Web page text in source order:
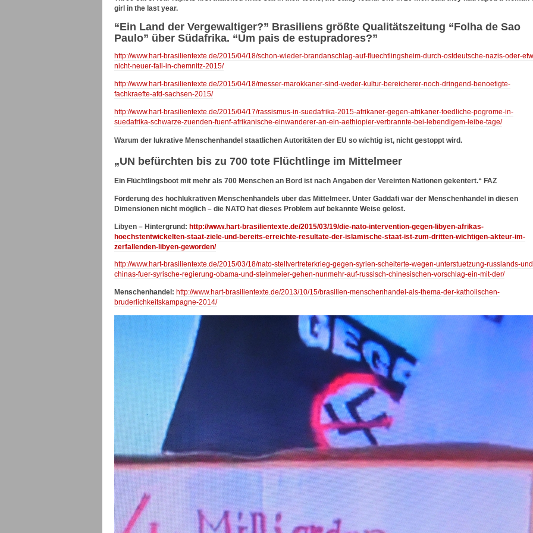
girl in the last year.
“Ein Land der Vergewaltiger?” Brasiliens größte Qualitätszeitung “Folha de Sao
Paulo” über Südafrika. “Um pais de estupradores?”
http://www.hart-brasilientexte.de/2015/04/18/schon-wieder-brandanschlag-auf-fluechtlingsheim-durch-ostdeutsche-nazis-oder-
nicht-neuer-fall-in-chemnitz-2015/
http://www.hart-brasilientexte.de/2015/04/18/messer-marokkaner-sind-weder-kultur-bereicherer-noch-dringend-benoetigte-
fachkraefte-afd-sachsen-2015/
http://www.hart-brasilientexte.de/2015/04/17/rassismus-in-suedafrika-2015-afrikaner-gegen-afrikaner-toedliche-pogrome-in-
suedafrika-schwarze-zuenden-fuenf-afrikanische-einwanderer-an-ein-aethiopier-verbrannte-bei-lebendigem-leibe-tage/
Warum der lukrative Menschenhandel staatlichen Autoritäten der EU so wichtig ist, nicht gestoppt wird.
„UN befürchten bis zu 700 tote Flüchtlinge im Mittelmeer
Ein Flüchtlingsboot mit mehr als 700 Menschen an Bord ist nach Angaben der Vereinten Nationen gekentert.“ FAZ
Förderung des hochlukrativen Menschenhandels über das Mittelmeer. Unter Gaddafi war der Menschenhandel in diesen
Dimensionen nicht möglich – die NATO hat dieses Problem auf bekannte Weise gelöst.
Libyen – Hintergrund: http://www.hart-brasilientexte.de/2015/03/19/die-nato-intervention-gegen-libyen-afrikas-
hoechstentwickelten-staat-ziele-und-bereits-erreichte-resultate-der-islamische-staat-ist-zum-dritten-wichtigen-akteur-im-
zerfallenden-libyen-geworden/
http://www.hart-brasilientexte.de/2015/03/18/nato-stellvertreterkrieg-gegen-syrien-scheiterte-wegen-unterstuetzung-russlands-
chinas-fuer-syrische-regierung-obama-und-steinmeier-gehen-nunmehr-auf-russisch-chinesischen-vorschlag-ein-mit-der/
Menschenhandel: http://www.hart-brasilientexte.de/2013/10/15/brasilien-menschenhandel-als-thema-der-katholischen-
bruderlichkeitskampagne-2014/